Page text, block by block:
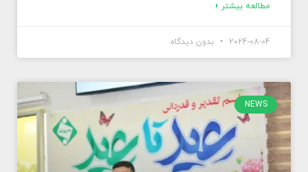
مطالعه بیشتر »
2024-08-04 بدون دیدگاه
NEWS